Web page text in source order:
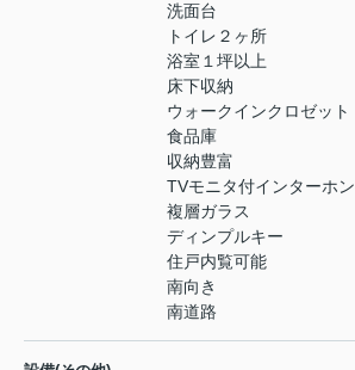
洗面台
トイレ２ヶ所
浴室１坪以上
床下収納
ウォークインクロゼット
食品庫
収納豊富
TVモニタ付インターホン
複層ガラス
ディンプルキー
住戸内覧可能
南向き
南道路